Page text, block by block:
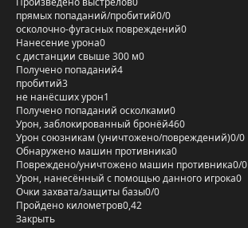
прямых попаданий/пробитий0/0
осколочно-фугасных повреждений0
Нанесение урона0
с дистанции свыше 300 м0
Получено попаданий4
пробитий3
не нанёсших урон1
Получено попаданий осколками0
Урон, заблокированный бронёй460
Урон союзникам (уничтожено/повреждений)0/0
Обнаружено машин противника0
Повреждено/уничтожено машин противника0/0
Урон, нанесённый с помощью данного игрока0
Очки захвата/защиты базы0/0
Пройдено километров0,42
Закрыть